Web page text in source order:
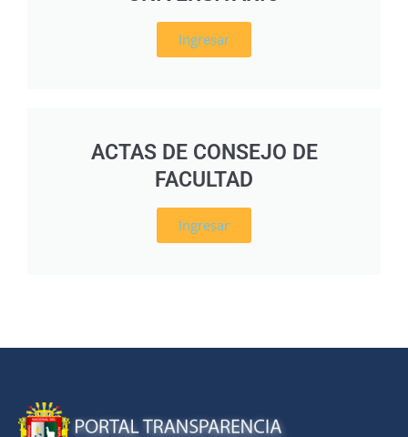
Ingresar
ACTAS DE CONSEJO DE
FACULTAD
Ingresar